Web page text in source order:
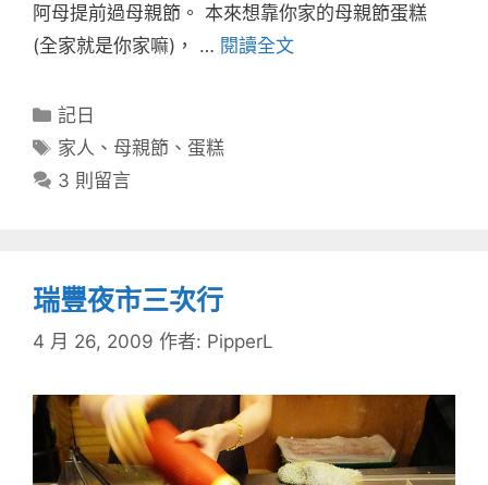
阿母提前過母親節。 本來想靠你家的母親節蛋糕
(全家就是你家嘛)， … 閱讀全文
分
類
記日
標
籤
家人 、 母親節 、蛋糕
3 則留言
瑞豐夜市三次行
4 月 26, 2009 作者: PipperL